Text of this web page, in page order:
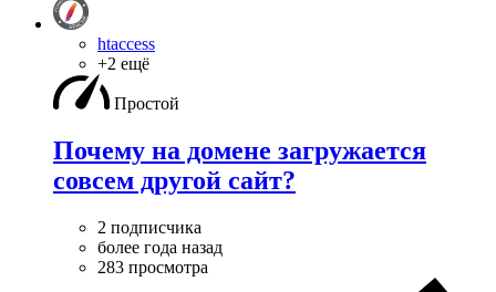
htaccess
+2 ещё
Простой
Почему на домене загружается
совсем другой сайт?
2 подписчика
более года назад
283 просмотра